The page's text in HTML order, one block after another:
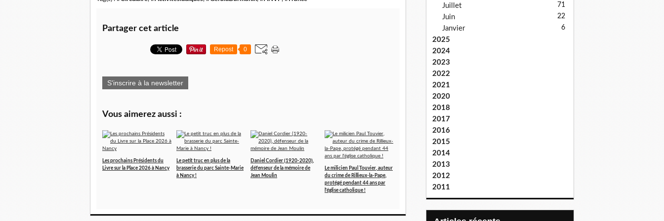
Partager cet article
Repost 0
S'inscrire à la newsletter
Vous aimerez aussi :
Les prochains Présidents du
Livre sur la Place 2026 à Nancy
Le petit truc en plus de la
brasserie du parc Sainte-Marie
à Nancy !
Daniel Cordier (1920-2020),
défenseur de la mémoire de
Jean Moulin
Le milicien Paul Touvier, auteur
du crime de Rillieux-la-Pape,
protégé pendant 44 ans par
l'église catholique !
Juillet 71
Juin 22
Janvier 6
2025
2024
2023
2022
2021
2020
2018
2017
2016
2015
2014
2013
2012
2011